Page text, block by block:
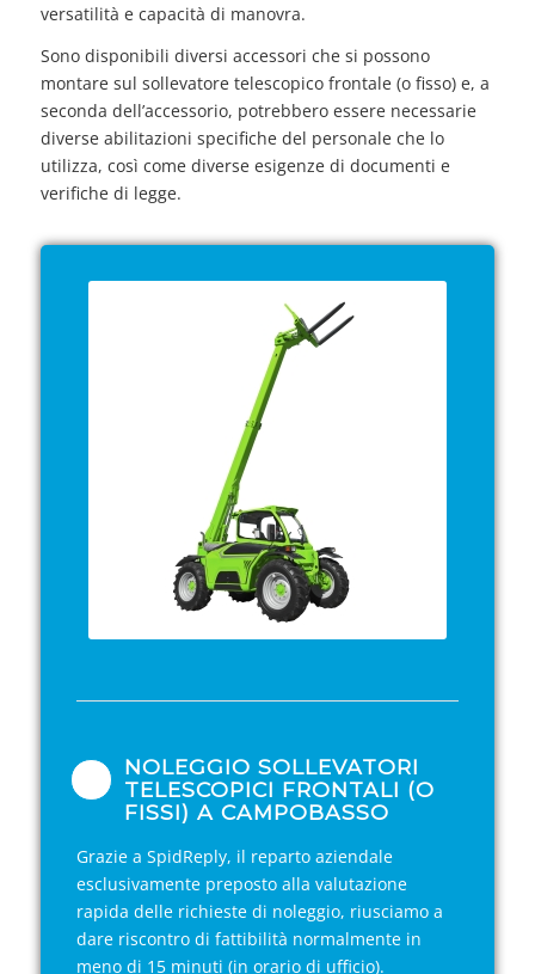
versatilità e capacità di manovra.
Sono disponibili diversi accessori che si possono
montare sul sollevatore telescopico frontale (o fisso) e, a
seconda dell’accessorio, potrebbero essere necessarie
diverse abilitazioni specifiche del personale che lo
utilizza, così come diverse esigenze di documenti e
verifiche di legge.
NOLEGGIO SOLLEVATORI
TELESCOPICI FRONTALI (O
FISSI) A CAMPOBASSO
Grazie a SpidReply, il reparto aziendale
esclusivamente preposto alla valutazione
rapida delle richieste di noleggio, riusciamo a
dare riscontro di fattibilità normalmente in
meno di 15 minuti (in orario di ufficio).